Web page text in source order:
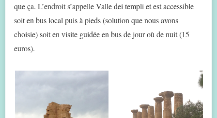
que ça. L’endroit s’appelle Valle dei templi et est accessible
soit en bus local puis à pieds (solution que nous avons
choisie) soit en visite guidée en bus de jour où de nuit (15
euros).